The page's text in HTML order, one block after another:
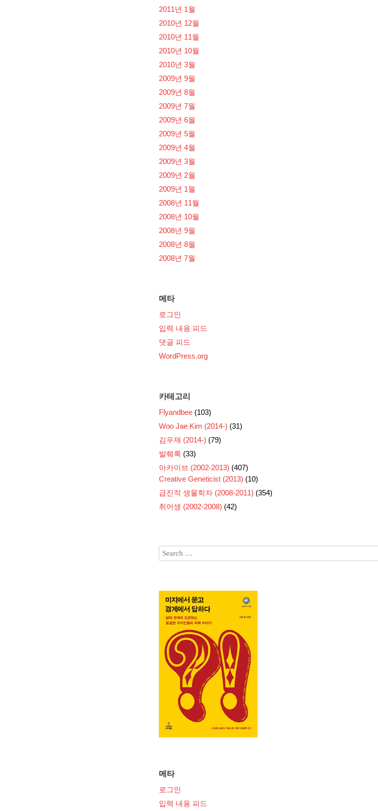
2011년 1월
2010년 12월
2010년 11월
2010년 10월
2010년 3월
2009년 9월
2009년 8월
2009년 7월
2009년 6월
2009년 5월
2009년 4월
2009년 3월
2009년 2월
2009년 1월
2008년 11월
2008년 10월
2008년 9월
2008년 8월
2008년 7월
메타
로그인
입력 내용 피드
댓글 피드
WordPress.org
카테고리
Flyandbee (103)
Woo Jae Kim (2014-) (31)
김우재 (2014-) (79)
발췌록 (33)
아카이브 (2002-2013) (407)
Creative Geneticist (2013) (10)
급진적 생물학자 (2008-2011) (354)
취어생 (2002-2008) (42)
메타
로그인
입력 내용 피드